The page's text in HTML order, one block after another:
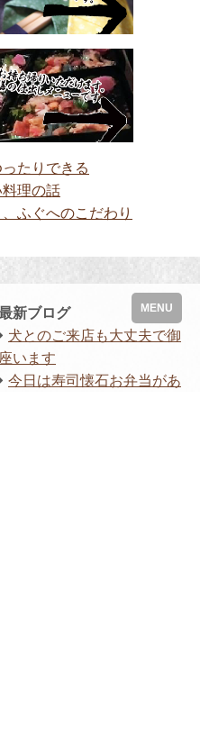
たりできる
理の話
ふぐへのこだわり
新ブログ
犬とのご来店も大丈夫で御
座います
今日は寿司懐石お弁当があ
MENU